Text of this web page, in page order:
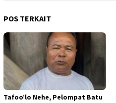
POS TERKAIT
Tafoo’lo Nehe, Pelompat Batu